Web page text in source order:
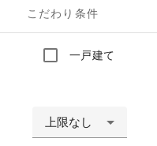
こだわり条件
一戸建て
上限なし